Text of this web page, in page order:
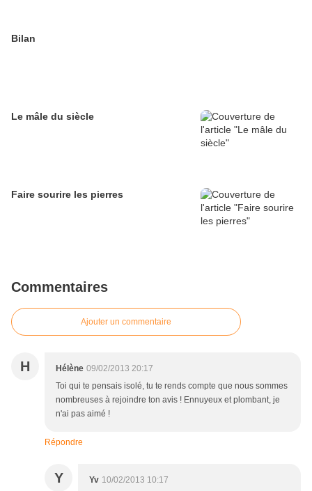
Bilan
Le mâle du siècle
Faire sourire les pierres
Commentaires
Ajouter un commentaire
H Hélène 09/02/2013 20:17
Toi qui te pensais isolé, tu te rends compte que nous sommes
nombreuses à rejoindre ton avis ! Ennuyeux et plombant, je
n'ai pas aimé !
Répondre
Y Yv 10/02/2013 10:17